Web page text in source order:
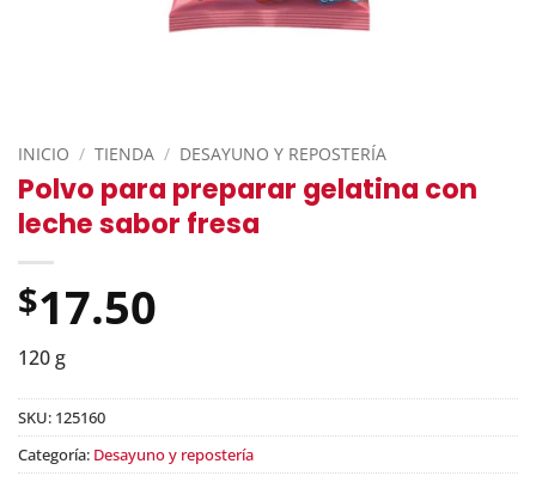
INICIO / TIENDA / DESAYUNO Y REPOSTERÍA
Polvo para preparar gelatina con
leche sabor fresa
$17.50
120 g
SKU: 125160
Categoría: Desayuno y repostería